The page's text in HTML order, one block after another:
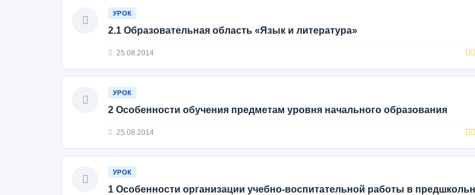
УРОК
2.1 Образовательная область «Язык и литература»
25.08.2014
УРОК
2 Особенности обучения предметам уровня начального образования
25.08.2014
УРОК
1 Особенности организации учебно-воспитательной работы в